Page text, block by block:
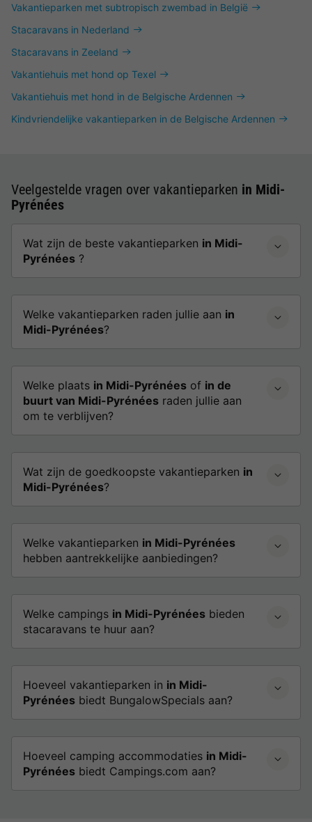
Vakantieparken met subtropisch zwembad in België
Stacaravans in Nederland
Stacaravans in Zeeland
Vakantiehuis met hond op Texel
Vakantiehuis met hond in de Belgische Ardennen
Kindvriendelijke vakantieparken in de Belgische Ardennen
Veelgestelde vragen over vakantieparken in Midi-
Pyrénées
Wat zijn de beste vakantieparken in Midi-
Pyrénées ?
Welke vakantieparken raden jullie aan in
Midi-Pyrénées?
Welke plaats in Midi-Pyrénées of in de
buurt van Midi-Pyrénées raden jullie aan
om te verblijven?
Wat zijn de goedkoopste vakantieparken in
Midi-Pyrénées?
Welke vakantieparken in Midi-Pyrénées
hebben aantrekkelijke aanbiedingen?
Welke campings in Midi-Pyrénées bieden
stacaravans te huur aan?
Hoeveel vakantieparken in in Midi-
Pyrénées biedt BungalowSpecials aan?
Hoeveel camping accommodaties in Midi-
Pyrénées biedt Campings.com aan?